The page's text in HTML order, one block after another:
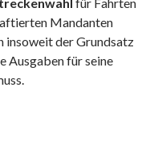
Mandanten
insoweit der Grundsatz
Ausgaben für seine